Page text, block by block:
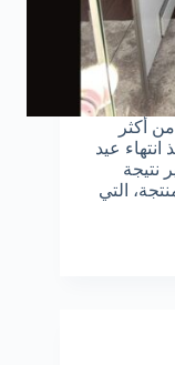
أكثر
انتهاء عيد
نتيجة
التي